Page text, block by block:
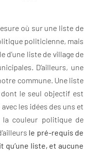
où sur une liste de
politicienne, mais
d’une liste de village de
D’ailleurs, une
commune. Une liste
le seul objectif est
les idées des uns et
couleur politique de
le pré-requis de
qu’une liste, et aucune